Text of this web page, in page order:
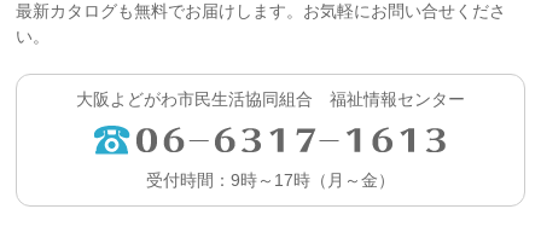
最新カタログも無料でお届けします。お気軽にお問い合せくださ
い。
大阪よどがわ市民生活協同組合 福祉情報センター
受付時間：9時～17時（月～金）